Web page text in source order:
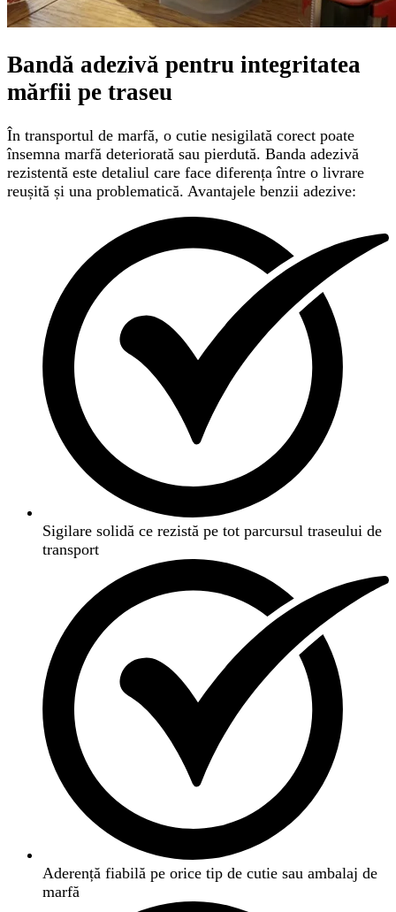
Bandă adezivă pentru integritatea
mărfii pe traseu
În transportul de marfă, o cutie nesigilată corect poate
însemna marfă deteriorată sau pierdută. Banda adezivă
rezistentă este detaliul care face diferența între o livrare
reușită și una problematică. Avantajele benzii adezive:
Sigilare solidă ce rezistă pe tot parcursul traseului de
transport
Aderență fiabilă pe orice tip de cutie sau ambalaj de
marfă